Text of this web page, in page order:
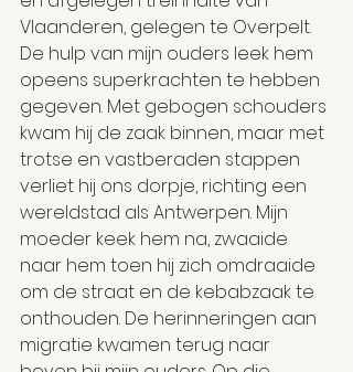
Vlaanderen, gelegen te Overpelt.
De hulp van mijn ouders leek hem
opeens superkrachten te hebben
gegeven. Met gebogen schouders
kwam hij de zaak binnen, maar met
trotse en vastberaden stappen
verliet hij ons dorpje, richting een
wereldstad als Antwerpen. Mijn
moeder keek hem na, zwaaide
naar hem toen hij zich omdraaide
om de straat en de kebabzaak te
onthouden. De herinneringen aan
migratie kwamen terug naar